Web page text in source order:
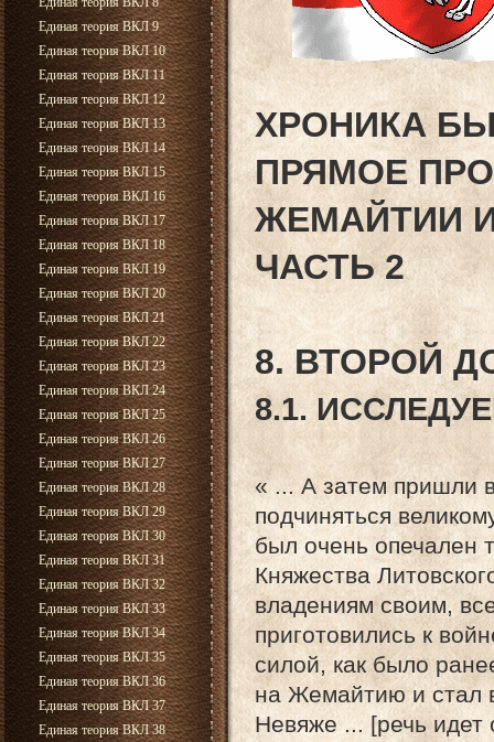
Единая теория ВКЛ 9
Единая теория ВКЛ 10
Единая теория ВКЛ 11
Единая теория ВКЛ 12
Единая теория ВКЛ 13
Единая теория ВКЛ 14
Единая теория ВКЛ 15
Единая теория ВКЛ 16
Единая теория ВКЛ 17
Единая теория ВКЛ 18
Единая теория ВКЛ 19
Единая теория ВКЛ 20
Единая теория ВКЛ 21
Единая теория ВКЛ 22
Единая теория ВКЛ 23
Единая теория ВКЛ 24
Единая теория ВКЛ 25
Единая теория ВКЛ 26
Единая теория ВКЛ 27
Единая теория ВКЛ 28
Единая теория ВКЛ 29
Единая теория ВКЛ 30
Единая теория ВКЛ 31
Единая теория ВКЛ 32
Единая теория ВКЛ 33
Единая теория ВКЛ 34
Единая теория ВКЛ 35
Единая теория ВКЛ 36
Единая теория ВКЛ 37
Единая теория ВКЛ 38
ХРОНИКА
ПРЯМОЕ
ЖЕМАЙТИИ
ЧАСТЬ 2
8. ВТОРОЙ
8.1.
« ... А затем пришли
подчиняться
был очень опечален
Княжества
владениям своим,
приготовились к
силой, как было
на Жемайтию и стал
Невяже ... [речь идет